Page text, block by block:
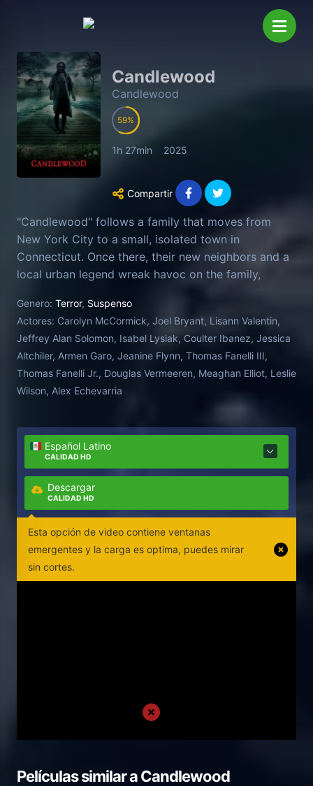
Candlewood
Candlewood
59
1h 27min 2025
Compartir
"Candlewood" follows a family that moves from
New York City to a small, isolated town in
Connecticut. Once there, their new neighbors and a
local urban legend wreak havoc on the family,
them to turn on one another.
Genero: Terror, Suspenso
Actores: Carolyn McCormick, Joel Bryant, Lisann Valentin,
Jeffrey Alan Solomon, Isabel Lysiak, Coulter Ibanez, Jessica
Altchiler, Armen Garo, Jeanine Flynn, Thomas Fanelli III,
Thomas Fanelli Jr., Douglas Vermeeren, Meaghan Elliot, Leslie
Wilson, Alex Echevarria
Español Latino
CALIDAD HD
Descargar
CALIDAD HD
Esta opción de video contiene ventanas
emergentes y la carga es optima, puedes mirar
sin cortes.
Películas similar aCandlewood